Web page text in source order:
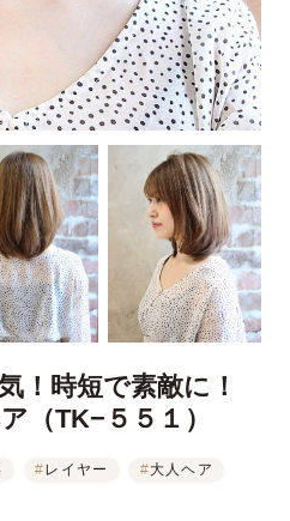
！時短で素敵に！
（TK−５５１）
#レイヤー #大人ヘア